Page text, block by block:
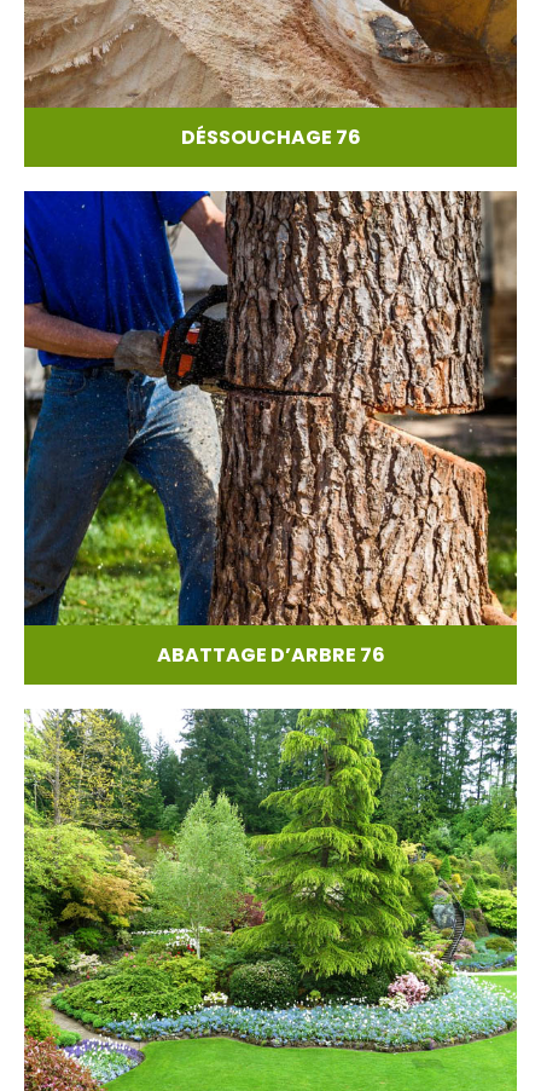
DÉSSOUCHAGE 76
ABATTAGE D’ARBRE 76